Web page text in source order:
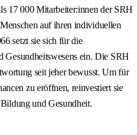
17 000 Mitarbeiter:innen der SRH
auf ihren individuellen
setzt sie sich für die
ein. Die SRH
seit jeher bewusst. Um für
zu eröffnen, reinvestiert sie
und Gesundheit.